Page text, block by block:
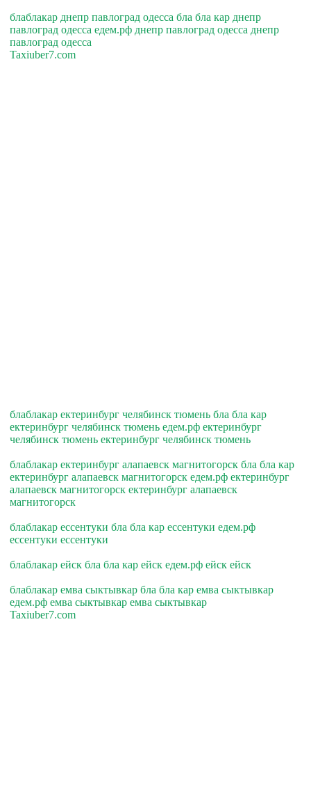
блаблакар днепр павлоград одесса бла бла кар днепр
павлоград одесса едем.рф днепр павлоград одесса днепр
павлоград одесса
Taxiuber7.com
блаблакар ектеринбург челябинск тюмень бла бла кар
ектеринбург челябинск тюмень едем.рф ектеринбург
челябинск тюмень ектеринбург челябинск тюмень
блаблакар ектеринбург алапаевск магнитогорск бла бла кар
ектеринбург алапаевск магнитогорск едем.рф ектеринбург
алапаевск магнитогорск ектеринбург алапаевск
магнитогорск
блаблакар ессентуки бла бла кар ессентуки едем.рф
ессентуки ессентуки
блаблакар ейск бла бла кар ейск едем.рф ейск ейск
блаблакар емва сыктывкар бла бла кар емва сыктывкар
едем.рф емва сыктывкар емва сыктывкар
Taxiuber7.com